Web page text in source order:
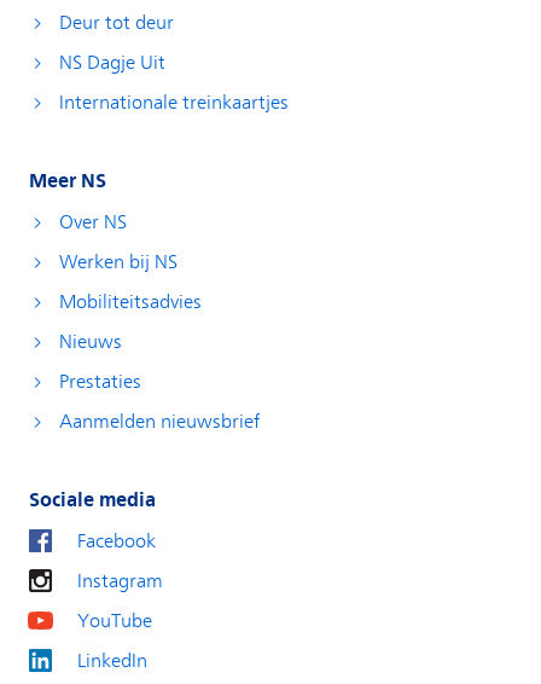
Deur tot deur
NS Dagje Uit
Internationale treinkaartjes
Meer NS
Over NS
Werken bij NS
Mobiliteitsadvies
Nieuws
Prestaties
Aanmelden nieuwsbrief
Sociale media
Facebook
Instagram
YouTube
LinkedIn